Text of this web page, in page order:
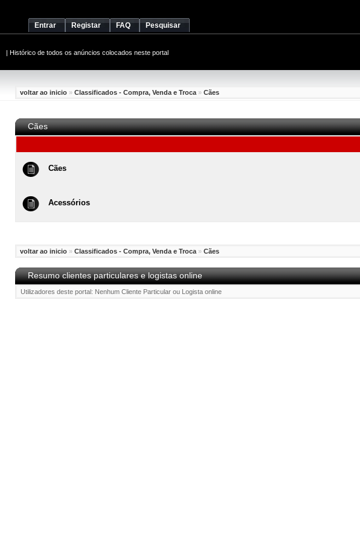
Entrar Registar FAQ Pesquisar
| Histórico de todos os anúncios colocados neste portal
voltar ao inicio » Classificados - Compra, Venda e Troca » Cães
Cães
Cães
Acessórios
voltar ao inicio » Classificados - Compra, Venda e Troca » Cães
Resumo clientes particulares e logistas online
Utilizadores deste portal: Nenhum Cliente Particular ou Logista online